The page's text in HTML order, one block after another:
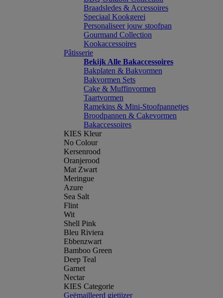
Braadsledes & Accessoires
Speciaal Kookgerei
Personaliseer jouw stoofpan
Gourmand Collection
Kookaccessoires
Pâtisserie
Bekijk Alle Bakaccessoires
Bakplaten & Bakvormen
Bakvormen Sets
Cake & Muffinvormen
Taartvormen
Ramekins & Mini-Stoofpannetjes
Broodpannen & Cakevormen
Bakaccessoires
KIES Kleur
No Colour
Kersenrood
Oranjerood
Mat Zwart
Meringue
Azure
Sea Salt
Flint
Wit
Shell Pink
Bleu Riviera
Ebbenzwart
Bamboo Green
Deep Teal
Garnet
Nectar
KIES Categorie
Geëmailleerd gietijzer